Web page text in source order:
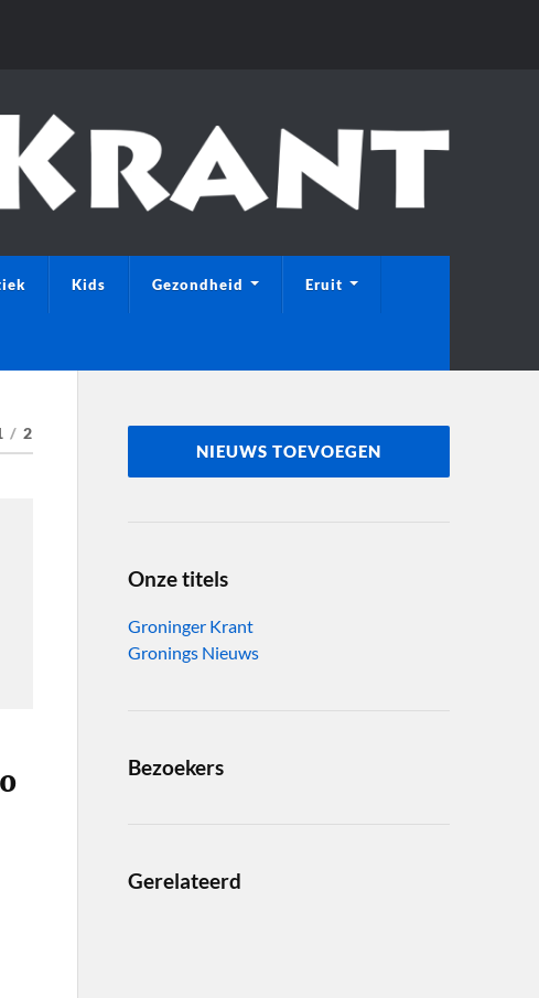
Kids Gezondheid Eruit
/ 2
NIEUWS TOEVOEGEN
Onze titels
Groninger Krant
Gronings Nieuws
Bezoekers
Gerelateerd